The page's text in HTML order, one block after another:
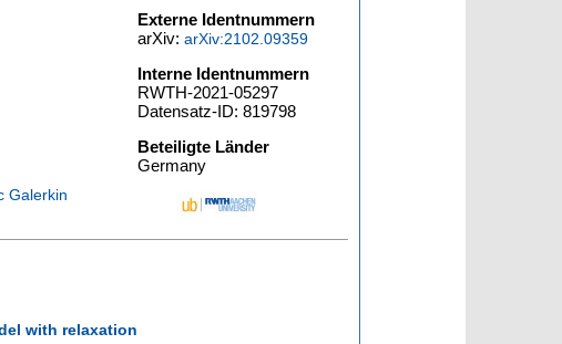
Galerkin
Externe Identnummern
arXiv:arXiv:2102.09359
Interne Identnummern
RWTH-2021-05297
Datensatz-ID: 819798
Beteiligte Länder
Germany
with relaxation